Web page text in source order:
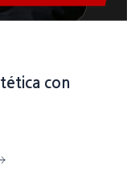
con